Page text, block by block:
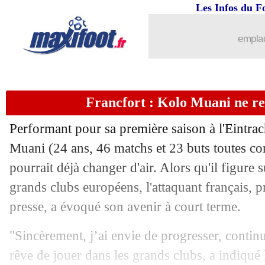
Les Infos du
Francfort : Kolo Muani ne
Performant pour sa première saison à
Muani (24 ans, 46 matchs et 23 buts toutes
pourrait déjà changer d'air. Alors qu'il figure
grands clubs européens, l'attaquant français,
presse, a évoqué son avenir à court terme.
"Sincèrement, j’ai envie de progresser,
rêve de jouer dans les grands clubs, a
: Martinez Novell remplace
14/06 Sondage MF: Haaland, votre Ballon
14/06 TFC: c'est terminé pour Montanier
14/06 Lens: Cortes, c'est confirmé
14/06 Lorient : des discussions avec
14/06 PSG: deux clubs sur Galtier
Brighton : Milner signe un an